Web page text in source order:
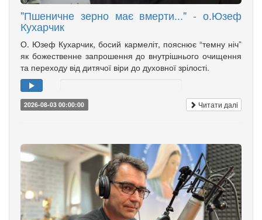
"Пшеничне зерно має вмерти..." - о.Юзеф
Кухарчик
О. Юзеф Кухарчик, босий кармеліт, пояснює “темну ніч”
як божественне запрошення до внутрішнього очищення
та переходу від дитячої віри до духовної зрілості.
2026-08-03 00:00:00 Читати далі